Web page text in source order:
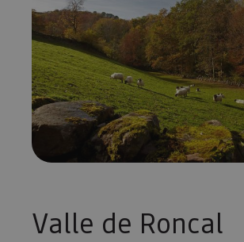
Valle de Roncal